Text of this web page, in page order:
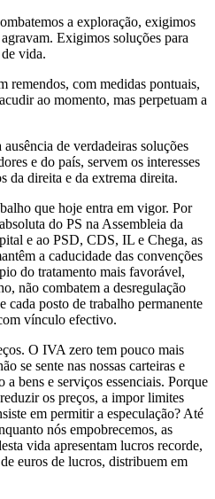
a exploração, exigimos
Exigimos soluções para
vida.
remendos, com medidas pontuais,
ao momento, mas perpetuam a
de verdadeiras soluções
e do país, servem os interesses
da direita e da extrema direita.
que hoje entra em vigor. Por
do PS na Assembleia da
e ao PSD, CDS, IL e Chega, as
a caducidade das convenções
do tratamento mais favorável,
não combatem a desregulação
cada posto de trabalho permanente
vínculo efectivo.
O IVA zero tem pouco mais
se sente nas nossas carteiras e
a bens e serviços essenciais. Porque
os preços, a impor limites
em permitir a especulação? Até
nós empobrecemos, as
vida apresentam lucros recorde,
euros de lucros, distribuem em